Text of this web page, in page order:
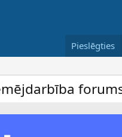
Pieslēgties
forums